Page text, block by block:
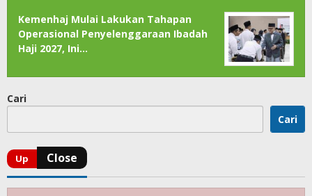
Kemenhaj Mulai Lakukan Tahapan
Operasional Penyelenggaraan Ibadah
Haji 2027, Ini…
Cari
Cari